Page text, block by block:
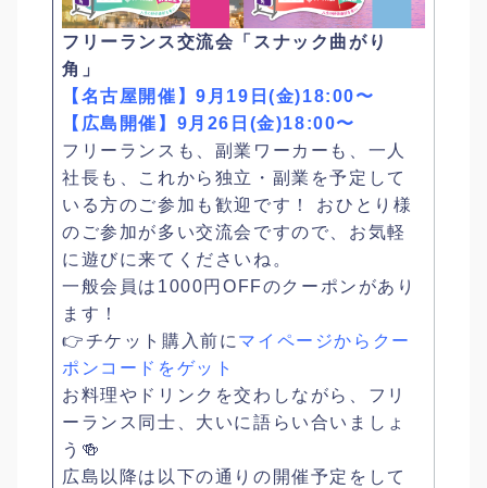
フリーランス交流会「スナック曲がり
角」
【名古屋開催】9月19日(金)18:00〜
【広島開催】9月26日(金)18:00〜
フリーランスも、副業ワーカーも、一人
社長も、これから独立・副業を予定して
いる方のご参加も歓迎です！ おひとり様
のご参加が多い交流会ですので、お気軽
に遊びに来てくださいね。
一般会員は1000円OFFのクーポンがあり
ます！
👉チケット購入前に マイページからクー
ポンコードをゲット
お料理やドリンクを交わしながら、フリ
ーランス同士、大いに語らい合いましょ
う🍻
広島以降は以下の通りの開催予定をして